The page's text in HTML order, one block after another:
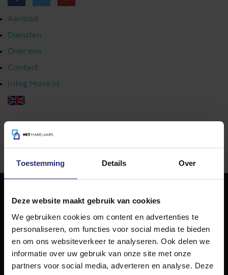
Toestemming Details Over
Deze website maakt gebruik van cookies
We gebruiken cookies om content en advertenties te
personaliseren, om functies voor social media te bieden
en om ons websiteverkeer te analyseren. Ook delen we
informatie over uw gebruik van onze site met onze
partners voor social media, adverteren en analyse. Deze
Aanbod
Diensten
Over ons
Contact
Inlog Move.nl
023 303 54 44
NET Makelaars
NET Makelaars is een modern makelaarskantoor met
decennialange ervaring in het vak en diepgaande kennis
van de huizenmarkt in Haarlem en omstreken.
Volg ons op